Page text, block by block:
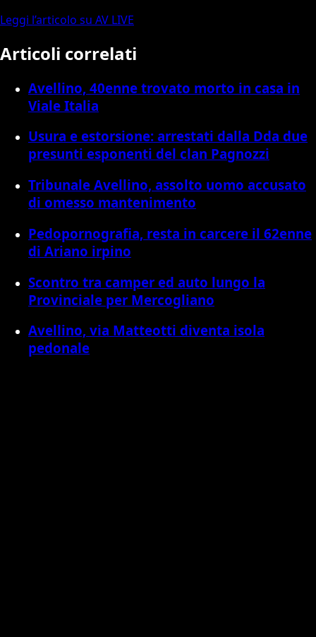
Leggi l’articolo su AV LIVE
Articoli correlati
Avellino, 40enne trovato morto in casa in
Viale Italia
Usura e estorsione: arrestati dalla Dda due
presunti esponenti del clan Pagnozzi
Tribunale Avellino, assolto uomo accusato
di omesso mantenimento
Pedopornografia, resta in carcere il 62enne
di Ariano irpino
Scontro tra camper ed auto lungo la
Provinciale per Mercogliano
Avellino, via Matteotti diventa isola
pedonale